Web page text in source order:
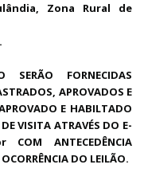
Zona Rural de
SERÃO FORNECIDAS
APROVADOS E
E HABILTADO
VISITA ATRAVÉS DO E-
ANTECEDÊNCIA
DO LEILÃO.